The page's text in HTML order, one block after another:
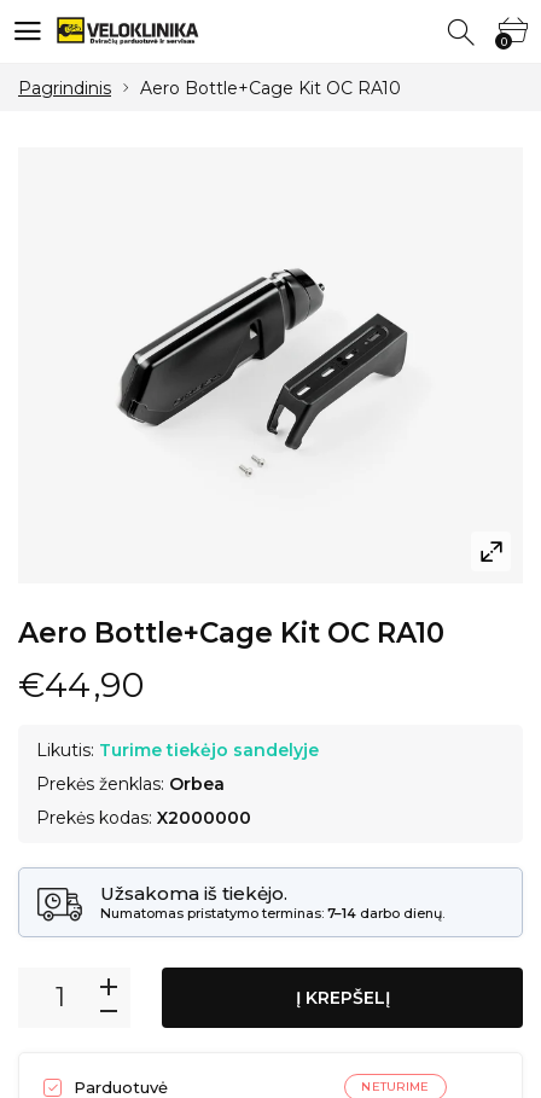
0 0
Pagrindinis Aero Bottle+Cage Kit OC RA10
Aero Bottle+Cage Kit OC RA10
€44,90
Likutis: Turime tiekėjo sandelyje
Prekės ženklas: Orbea
Prekės kodas: X2000000
Užsakoma iš tiekėjo.
Numatomas pristatymo terminas: 7–14 darbo dienų.
Į KREPŠELĮ
Parduotuvė NETURIME